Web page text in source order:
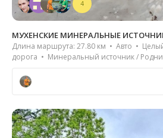
4
МУХЕНСКИЕ МИНЕРАЛЬНЫЕ
Длина маршрута: 27.80 км • Авто •
дорога • Минеральный источник /